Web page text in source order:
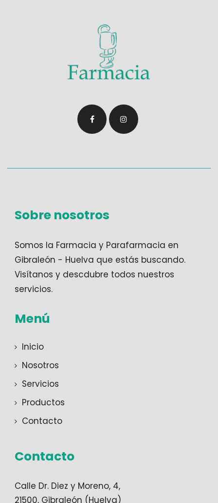
Sobre nosotros
Somos la Farmacia y Parafarmacia en
Gibraleón - Huelva que estás buscando.
Visítanos y descdubre todos nuestros
servicios.
Menú
Inicio
Nosotros
Servicios
Productos
Contacto
Contacto
Calle Dr. Diez y Moreno, 4,
21500, Gibraleón (Huelva)